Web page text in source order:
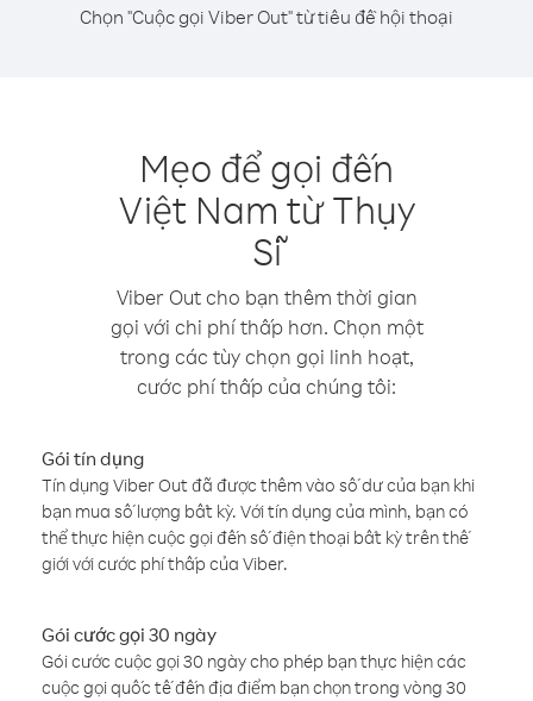
Chọn "Cuộc gọi Viber Out" từ tiêu đề hội thoại
Mẹo để gọi đến
Việt Nam từ Thụy
Sĩ
Viber Out cho bạn thêm thời gian
gọi với chi phí thấp hơn. Chọn một
trong các tùy chọn gọi linh hoạt,
cước phí thấp của chúng tôi:
Gói tín dụng
Tín dụng Viber Out đã được thêm vào số dư của bạn khi
bạn mua số lượng bất kỳ. Với tín dụng của mình, bạn có
thể thực hiện cuộc gọi đến số điện thoại bất kỳ trên thế
giới với cước phí thấp của Viber.
Gói cước gọi 30 ngày
Gói cước cuộc gọi 30 ngày cho phép bạn thực hiện các
cuộc gọi quốc tế đến địa điểm bạn chọn trong vòng 30